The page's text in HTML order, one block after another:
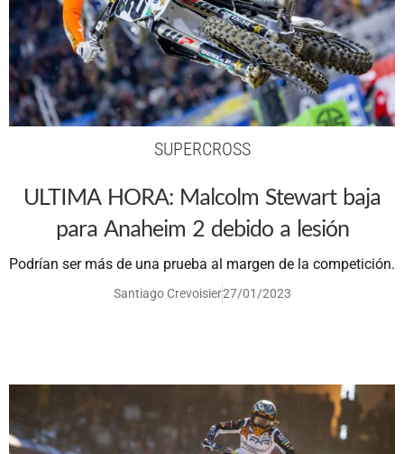
SUPERCROSS
ULTIMA HORA: Malcolm Stewart baja
para Anaheim 2 debido a lesión
Podrían ser más de una prueba al margen de la competición.
Santiago Crevoisier27/01/2023